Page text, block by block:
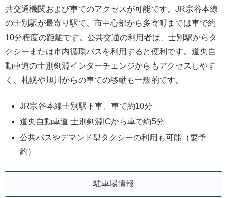
共交通機関および車でのアクセスが可能です。JR宗谷本線
の士別駅が最寄り駅で、市中心部から多寄町までは車で約
10分程度の距離です。公共交通の利用者は、士別駅からタ
クシーまたは市内循環バスを利用すると便利です。道央自
動車道の士別剣淵インターチェンジからもアクセスしやす
く、札幌や旭川からの車での移動も一般的です。
JR宗谷本線士別駅下車、車で約10分
道央自動車道 士別剣淵ICから車で約5分
公共バスやデマンド型タクシーの利用も可能（要予
約）
駐車場情報